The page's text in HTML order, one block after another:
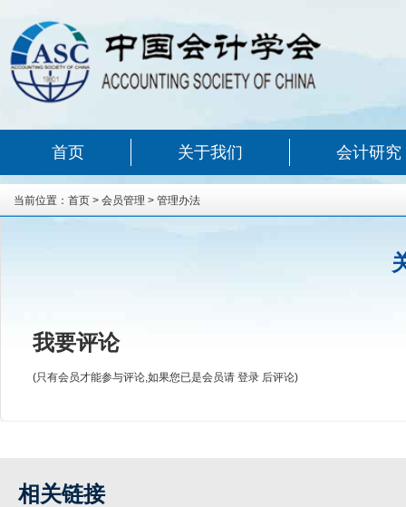
首页 关于我们 会计研究
当前位置： 首页 > 会员管理 > 管理办法
我要评论
(只有会员才能参与评论,如果您已是会员请 登录 后评论)
相关链接